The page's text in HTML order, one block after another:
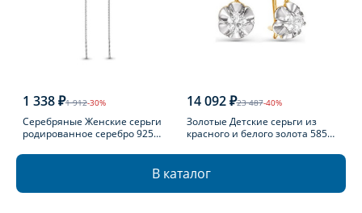
1 338 ₽1 912-30%
Серебряные Женские серьги
родированное серебро 925
14 092 ₽23 487-40%
Золотые Детские серьги из
красного и белого золота 585
В каталог